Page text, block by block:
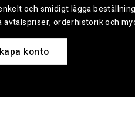
och smidigt lägga
orderhistorik och
konto